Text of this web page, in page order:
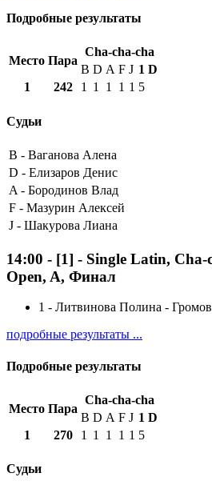
Подробные результаты
Место Пара
Cha-cha-cha
B D A F J 1 D
1
242 1 1 1 1 1 5
Судьи
B - Ваганова Алена
D - Елизаров Денис
A - Бородинов Влад
F - Мазурин Алексей
J - Шакурова Лиана
14:00 - [1] - Single Latin, Cha-
Open, A, Финал
1 - Литвинова Полина -
подробные результаты ...
Подробные результаты
Место Пара
Cha-cha-cha
B D A F J 1 D
1
270 1 1 1 1 1 5
Судьи